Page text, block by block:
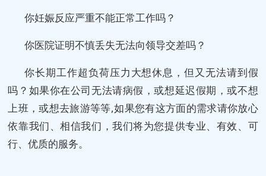
你妊娠反应严重不能正常工作吗？
你医院证明不慎丢失无法向领导交差吗？
你长期工作超负荷压力大想休息，但又无法请到假
吗？如果你在公司无法请病假，或想延迟假期，或不想
上班，或想去旅游等等,如果您有这方面的需求请你放心
依靠我们、相信我们，我们将为您提供专业、有效、可
行、优质的服务。